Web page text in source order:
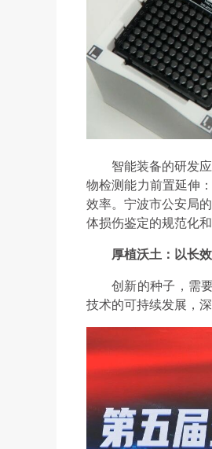
智能装备的研发
物检测能力前置延伸
效率。宁波市公安局
体损伤鉴定的规范化和
厚植沃土：以长
创新的种子，需
技术的可持续发展，